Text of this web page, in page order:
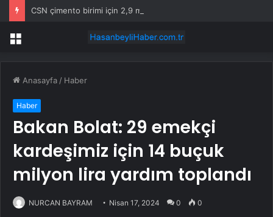
Menü
Anasayfa / Haber
Haber
Bakan Bolat: 29 emekçi
kardeşimiz için 14 buçuk
milyon lira yardım toplandı
NURCAN BAYRAM Nisan 17, 2024 0 0